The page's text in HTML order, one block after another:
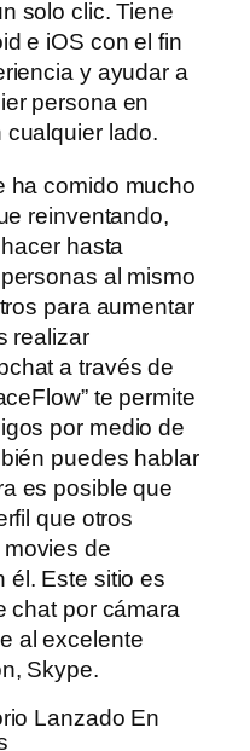
solo clic. Tiene
e iOS con el fin
y ayudar a
persona en
lado.
ha comido mucho
reinventando,
hasta
al mismo
para aumentar
realizar
a través de
te permite
por medio de
puedes hablar
es posible que
que otros
de
él. Este sitio es
chat por cámara
al excelente
Skype.
Lanzado En